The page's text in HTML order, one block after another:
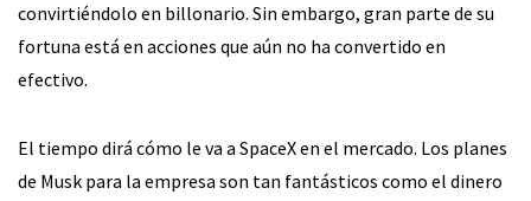
convirtiéndolo en billonario. Sin embargo, gran parte de su
fortuna está en acciones que aún no ha convertido en
efectivo.
El tiempo dirá cómo le va a SpaceX en el mercado. Los planes
de Musk para la empresa son tan fantásticos como el dinero